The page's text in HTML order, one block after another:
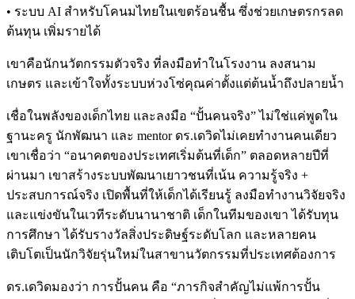
• ระบบ AI สำหรับโคนมไทยในเขตร้อนชื้น ซึ่งช่วยเกษตรกรลด
ต้นทุน เพิ่มรายได้
เขาคือนักนวัตกรรมตัวจริง ที่ลงมือทำในโรงงาน ลงสนาม
เกษตร และเข้าใจทั้งระบบห่วงโซ่คุณค่าตั้งแต่ต้นน้ำถึงปลายน้ำ
เชื่อในพลังของเด็กไทย และลงมือ “ปั้นคนจริง” ไม่ใช่แค่พูดใน
ฐานะครู นักพัฒนา และ mentor ดร.เดวิดไม่เคยทำงานคนเดียว
เขาเชื่อว่า “อนาคตของประเทศเริ่มต้นที่เด็ก” ตลอดหลายปีที่
ผ่านมา เขาสร้างระบบพัฒนาเยาวชนที่เน้น ความรู้จริง +
ประสบการณ์จริง เปิดพื้นที่ให้เด็กได้เรียนรู้ ลงมือทำงานวิจัยจริง
และแข่งขันในเวทีระดับนานาชาติ เด็กในทีมของเขา ได้รับทุน
การศึกษา ได้รับรางวัลสิ่งประดิษฐ์ระดับโลก และหลายคน
เติบโตเป็นนักวิจัยรุ่นใหม่ในสาขานวัตกรรมที่ประเทศต้องการ
ดร.เดวิดมองว่า การปั้นคน คือ “ภารกิจสำคัญไม่แพ้การปั้น